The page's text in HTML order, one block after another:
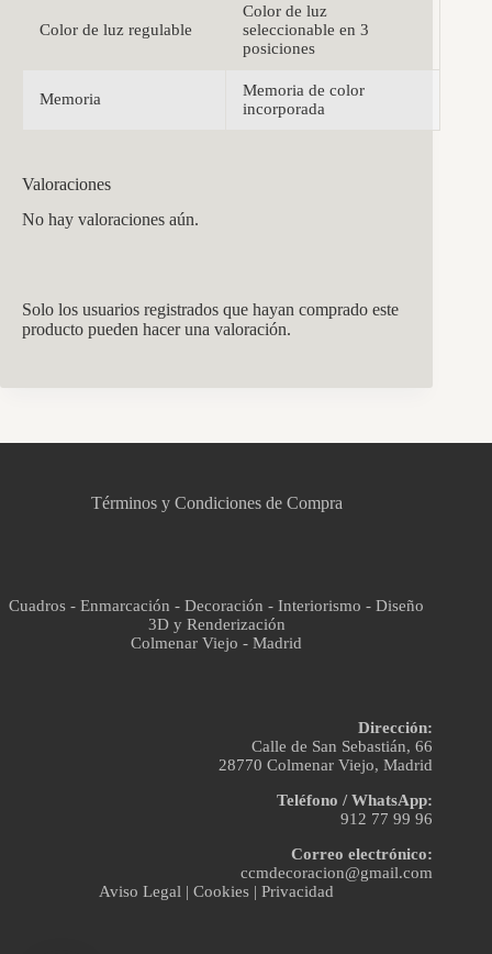
Color de luz regulable
Color de luz
seleccionable en 3
posiciones
Memoria
Memoria de color
incorporada
Valoraciones
No hay valoraciones aún.
Solo los usuarios registrados que hayan comprado este
producto pueden hacer una valoración.
Términos y Condiciones de Compra
Cuadros - Enmarcación - Decoración - Interiorismo - Diseño
3D y Renderización
Colmenar Viejo - Madrid
Dirección:
Calle de San Sebastián, 66
28770 Colmenar Viejo, Madrid
Teléfono / WhatsApp:
912 77 99 96
Correo electrónico:
ccmdecoracion@gmail.com
Aviso Legal |Cookies |Privacidad
Asistente virtual · En línea